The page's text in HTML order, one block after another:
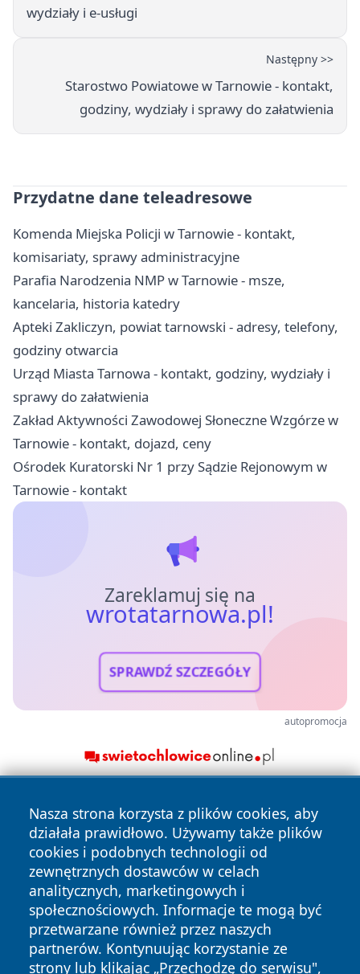
wydziały i e-usługi
Następny >>
Starostwo Powiatowe w Tarnowie - kontakt,
godziny, wydziały i sprawy do załatwienia
Przydatne dane teleadresowe
Komenda Miejska Policji w Tarnowie - kontakt,
komisariaty, sprawy administracyjne
Parafia Narodzenia NMP w Tarnowie - msze,
kancelaria, historia katedry
Apteki Zakliczyn, powiat tarnowski - adresy, telefony,
godziny otwarcia
Urząd Miasta Tarnowa - kontakt, godziny, wydziały i
sprawy do załatwienia
Zakład Aktywności Zawodowej Słoneczne Wzgórze w
Tarnowie - kontakt, dojazd, ceny
Ośrodek Kuratorski Nr 1 przy Sądzie Rejonowym w
Tarnowie - kontakt
Zareklamuj się na
wrotatarnowa.pl!
SPRAWDŹ SZCZEGÓŁY
autopromocja
Nasza strona korzysta z plików cookies, aby
działała prawidłowo. Używamy także plików
cookies i podobnych technologii od
zewnętrznych dostawców w celach
analitycznych, marketingowych i
społecznościowych. Informacje te mogą być
przetwarzane również przez naszych
partnerów. Kontynuując korzystanie ze
strony lub klikając „Przechodzę do serwisu",
Copyright © 2026 wrotatarnowa.pl Wszystkie prawa
zastrzeżone.
Polityka Polityka